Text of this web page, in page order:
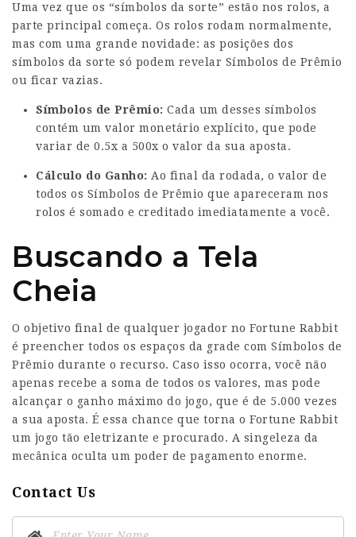
Uma vez que os “símbolos da sorte” estão nos rolos, a
parte principal começa. Os rolos rodam normalmente,
mas com uma grande novidade: as posições dos
símbolos da sorte só podem revelar Símbolos de Prêmio
ou ficar vazias.
Símbolos de Prêmio: Cada um desses símbolos
contém um valor monetário explícito, que pode
variar de 0.5x a 500x o valor da sua aposta.
Cálculo do Ganho: Ao final da rodada, o valor de
todos os Símbolos de Prêmio que apareceram nos
rolos é somado e creditado imediatamente a você.
Buscando a Tela
Cheia
O objetivo final de qualquer jogador no Fortune Rabbit
é preencher todos os espaços da grade com Símbolos de
Prêmio durante o recurso. Caso isso ocorra, você não
apenas recebe a soma de todos os valores, mas pode
alcançar o ganho máximo do jogo, que é de 5.000 vezes
a sua aposta. É essa chance que torna o Fortune Rabbit
um jogo tão eletrizante e procurado. A singeleza da
mecânica oculta um poder de pagamento enorme.
Contact Us